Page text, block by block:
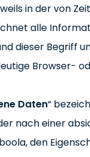
in der von
alle
dieser Begriff
Browser-
Daten“
nach einer
den